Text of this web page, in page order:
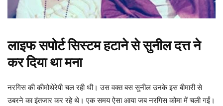
लाइफ सपोर्ट सिस्टम हटाने से सुनील दत्त ने
कर दिया था मना
नरगिस की कीमोथेरेपी चल रही थी। उस वक्त बस सुनील उनके इस बीमारी से
उबरने का इंतजार कर रहे थे। एक समय ऐसा आया जब नरगिस कोमा में चली गईं।